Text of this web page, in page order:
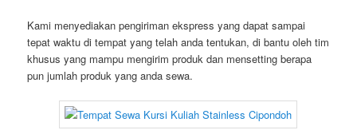
Kami menyediakan pengiriman ekspress yang dapat sampai
tepat waktu di tempat yang telah anda tentukan, di bantu oleh tim
khusus yang mampu mengirim produk dan mensetting berapa
pun jumlah produk yang anda sewa.